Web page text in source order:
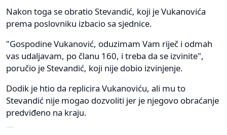
Nakon toga se obratio Stevandić, koji je Vukanovića
prema poslovniku izbacio sa sjednice.
"Gospodine Vukanović, oduzimam Vam riječ i odmah
vas udaljavam, po članu 160, i treba da se izvinite",
poručio je Stevandić, koji nije dobio izvinjenje.
Dodik je htio da replicira Vukanoviću, ali mu to
Stevandić nije mogao dozvoliti jer je njegovo obraćanje
predviđeno na kraju.